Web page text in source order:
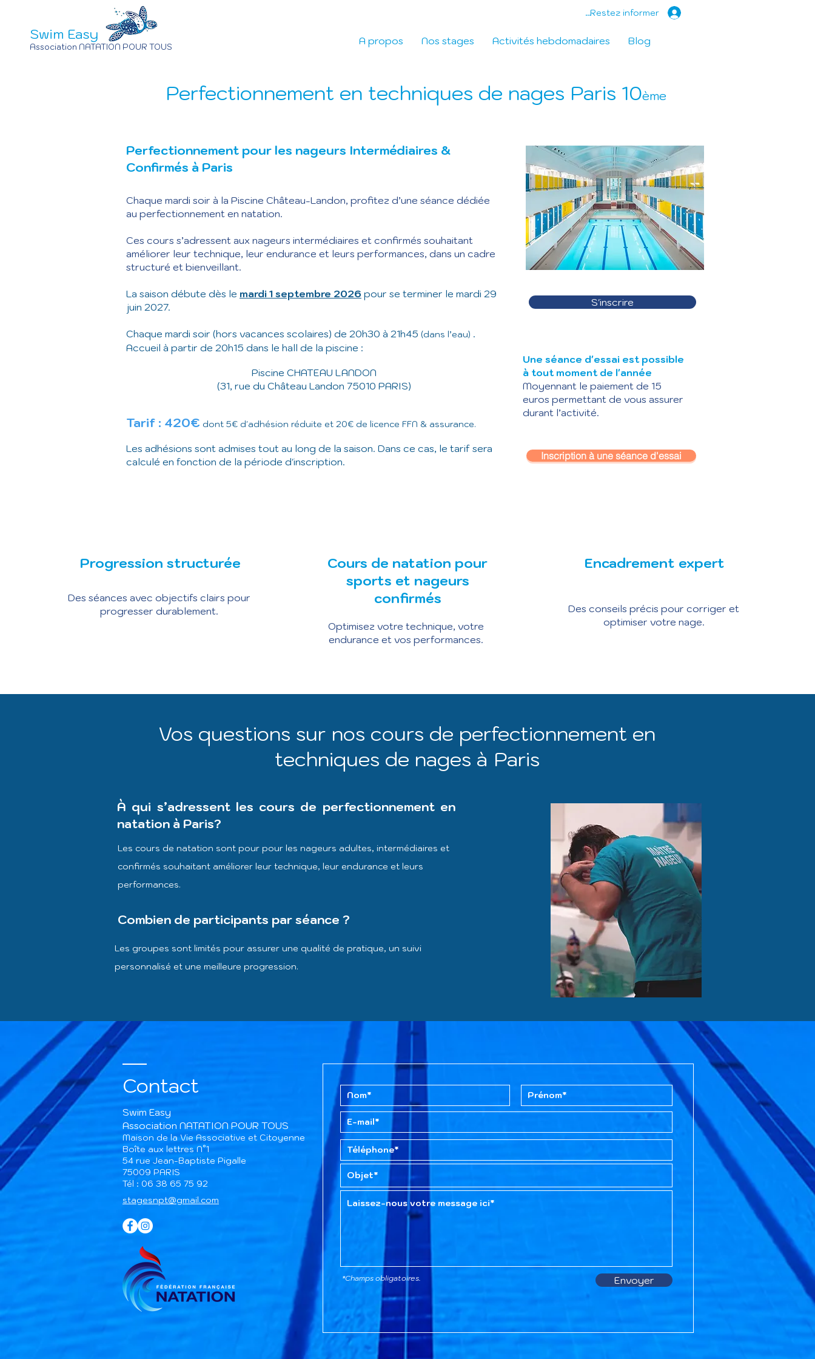
Swim Easy
Association NATATION POUR TOUS
Restez informer...
A propos Nos stages Activités hebdomadaires Blog
Perfectionnement en techniques de nages Paris 10ème
Perfectionnement pour les nageurs Intermédiaires &
Confirmés à Paris
Chaque mardi soir à la Piscine Château-Landon, profitez d’une séance dédiée
au perfectionnement en natation.
Ces cours s’adressent aux nageurs intermédiaires et confirmés souhaitant
améliorer leur technique, leur endurance et leurs performances, dans un cadre
structuré et bienveillant.
La saison débute dès le mardi 1 septembre 2026 pour se terminer le mardi 29
juin 2027.
Chaque mardi soir (hors vacances scolaires) de 20h30 à 21h45 (dans l’eau) .
Accueil à partir de 20h15 dans le hall de la piscine :
Piscine CHATEAU LANDON
(31, rue du Château Landon 75010 PARIS)
Tarif : 420€ dont 5€ d'adhésion réduite et 20€ de licence FFN & assurance.
Les adhésions sont admises tout au long de la saison. Dans ce cas, le tarif sera
calculé en fonction de la période d'inscription.
S'inscrire
Une séance d'essai est possible
à tout moment de l'année
Moyennant le paiement de 15
euros permettant de vous assurer
durant l’activité.
Inscription à une séance d'essai
Progression structurée
Des séances avec objectifs clairs pour
progresser durablement.
Cours de natation pour
sports et nageurs
confirmés
Optimisez votre technique, votre
endurance et vos performances.
Encadrement expert
Des conseils précis pour corriger et
optimiser votre nage.
Vos questions sur nos cours de perfectionnement en
techniques de nages à Paris
À qui s’adressent les cours de perfectionnement en
natation à Paris?
Les cours de natation sont pour pour les nageurs adultes, intermédiaires et
confirmés souhaitant améliorer leur technique, leur endurance et leurs
performances.
Combien de participants par séance ?
Les groupes sont limités pour assurer une qualité de pratique, un suivi
personnalisé et une meilleure progression.
Contact
Swim Easy
Association NATATION POUR TOUS
Maison de la Vie Associative et Citoyenne
Boîte aux lettres N°1
54 rue Jean-Baptiste Pigalle
75009 PARIS​
Tél : 06 38 65 75 92
stagesnpt@gmail.com
*Champs obligatoires. Envoyer